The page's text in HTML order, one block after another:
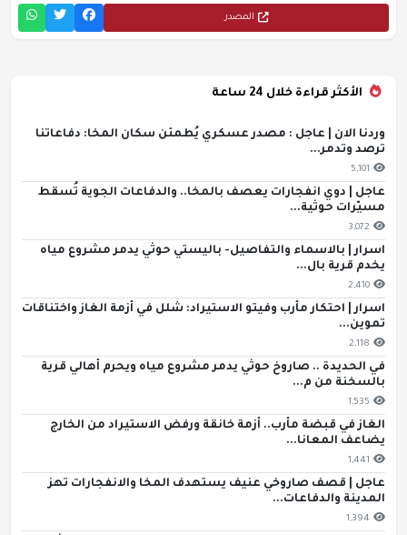
المصدر
الأكثر قراءة خلال 24 ساعة
وردنا الان | عاجل : مصدر عسكري يُطمئن سكان المخا: دفاعاتنا
ترصد وتدمر...
5,101
عاجل | دوي انفجارات يعصف بالمخا.. والدفاعات الجوية تُسقط
مسيّرات حوثية...
3,072
اسرار | بالاسماء والتفاصيل- باليستي حوثي يدمر مشروع مياه
يخدم قرية بال...
2,410
اسرار | احتكار مأرب وفيتو الاستيراد: شلل في أزمة الغاز واختناقات
تموين...
2,118
في الحديدة .. صاروخ حوثي يدمر مشروع مياه ويحرم أهالي قرية
بالسخنة من م...
1,535
الغاز في قبضة مأرب.. أزمة خانقة ورفض الاستيراد من الخارج
يضاعف المعانا...
1,441
عاجل | قصف صاروخي عنيف يستهدف المخا والانفجارات تهز
المدينة والدفاعات...
1,394